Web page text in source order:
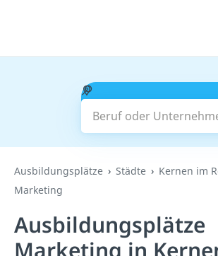
Beruf oder
Suchen
Ausbildungsplätze Städte
Kernen im
Marketing
Ausbildungsplätze
Marketing in